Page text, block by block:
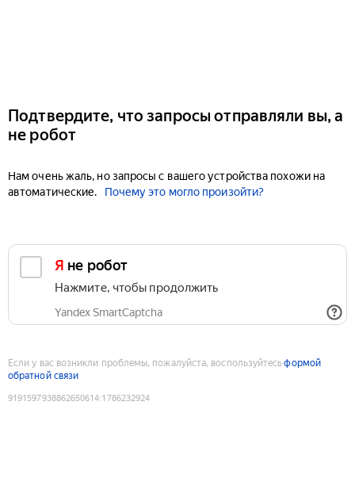
Подтвердите, что запросы отправляли вы, а
не робот
Нам очень жаль, но запросы с вашего устройства похожи на
автоматические.
Почему это могло произойти?
Я не робот
Нажмите, чтобы продолжить
Yandex SmartCaptcha
Если у вас возникли проблемы, пожалуйста, воспользуйтесьформой
обратной связи
9191597938862650614:1786232924